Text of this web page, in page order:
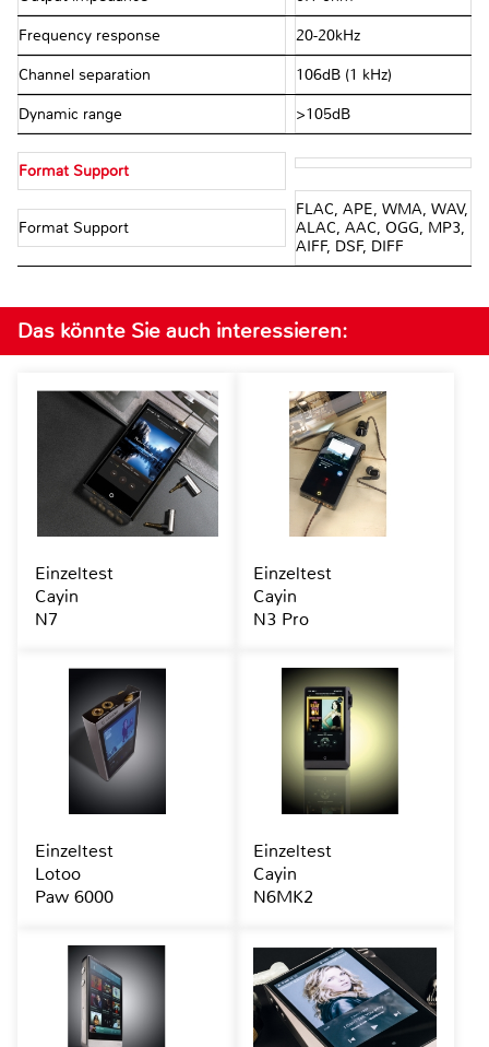
Frequency response 20-20kHz
Channel separation 106dB (1 kHz)
Dynamic range >105dB
Format Support
Format Support
FLAC, APE, WMA, WAV,
ALAC, AAC, OGG, MP3,
AIFF, DSF, DIFF
Das könnte Sie auch interessieren:
Einzeltest
Cayin
N7
Einzeltest
Cayin
N3 Pro
Einzeltest
Lotoo
Paw 6000
Einzeltest
Cayin
N6MK2